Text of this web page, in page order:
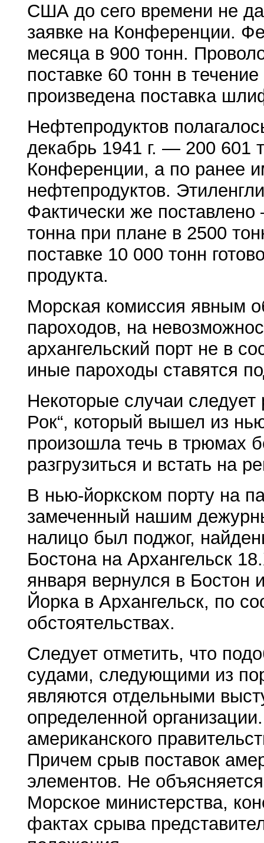
США до сего времени не
заявке на Конференции.
месяца в 900 тонн.
поставке 60 тонн в
произведена поставка
Нефтепродуктов
декабрь 1941 г. — 200 601
Конференции, а по ранее
нефтепродуктов.
Фактически же
тонна при плане в 2500
поставке 10 000 тонн
продукта.
Морская комиссия явным
пароходов, на
архангельский порт не в
иные пароходы ставятся
Некоторые случаи
Рок“, который вышел из
произошла течь в трюмах
разгрузиться и встать на
В нью-йоркском порту на
замеченный нашим
налицо был поджог,
Бостона на Архангельск
января вернулся в
Йорка в Архангельск, по
обстоятельствах.
Следует отметить, что
судами, следующими из
являются отдельными
определенной
американского
Причем срыв поставок
элементов. Не
Морское министерства,
фактах срыва